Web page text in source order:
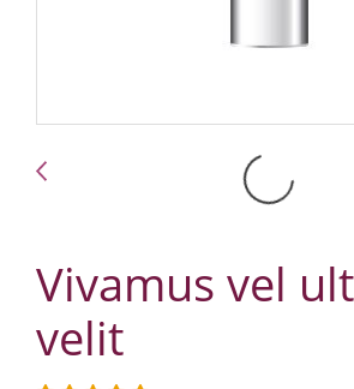
Vivamus vel
velit